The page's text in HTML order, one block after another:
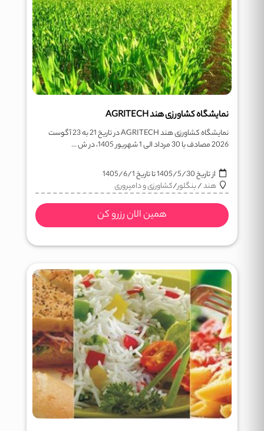
نمایشگاه کشاورزی هند AGRITECH
نمایشگاه کشاورزی هند AGRITECH در تاریخ 21 به 23 آگوست
2026 مصادف با 30 مرداد الی 1 شهریور 1405، در ش ...
از تاریخ1405/5/30تا تاریخ1405/6/1
هند/بنگلور/کشاورزی و دامپروری
همین الان رزرو کن